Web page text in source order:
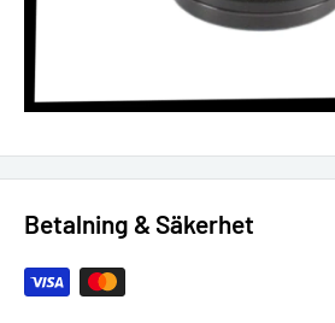
Betalning & Säkerhet